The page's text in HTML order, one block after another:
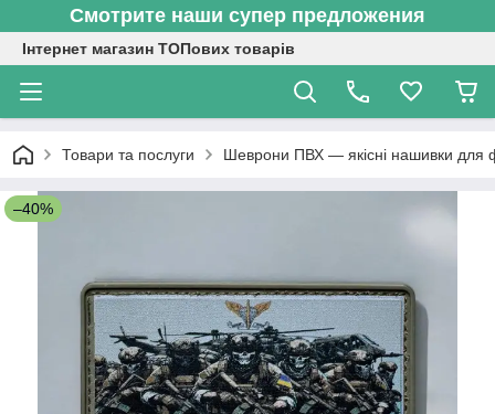
Смотрите наши супер предложения
Інтернет магазин ТОПових товарів
Товари та послуги Шеврони ПВХ — якісні нашивки для
–40%